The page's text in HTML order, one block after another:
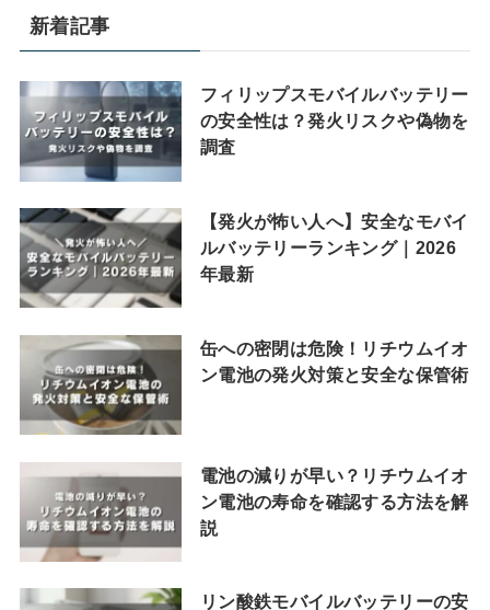
新着記事
フィリップスモバイルバッテリー
の安全性は？発火リスクや偽物を
調査
【発火が怖い人へ】安全なモバイ
ルバッテリーランキング｜2026
年最新
缶への密閉は危険！リチウムイオ
ン電池の発火対策と安全な保管術
電池の減りが早い？リチウムイオ
ン電池の寿命を確認する方法を解
説
リン酸鉄モバイルバッテリーの安